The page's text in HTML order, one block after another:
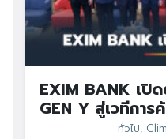
EXIM BANK เปิ
GEN Y สู่เวทีการ
ทั่วไป,